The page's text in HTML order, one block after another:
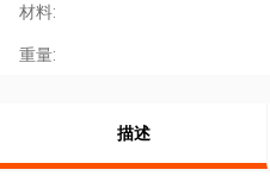
材料:
重量:
描述